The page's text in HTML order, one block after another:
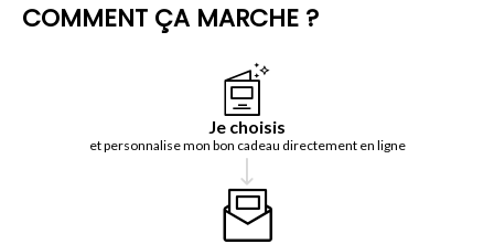
COMMENT ÇA MARCHE ?
Je choisis
et personnalise mon bon cadeau directement en ligne